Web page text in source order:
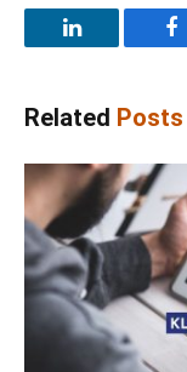
LinkedIn
Related Posts